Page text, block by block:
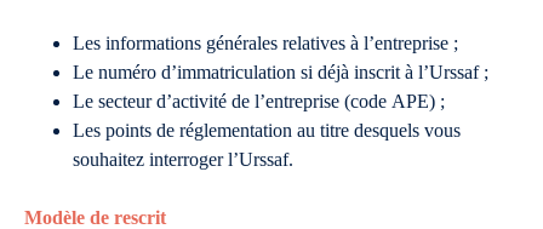
Les informations générales relatives à l’entreprise ;
Le numéro d’immatriculation si déjà inscrit à l’Urssaf ;
Le secteur d’activité de l’entreprise (code APE) ;
Les points de réglementation au titre desquels vous
souhaitez interroger l’Urssaf.
Modèle de rescrit